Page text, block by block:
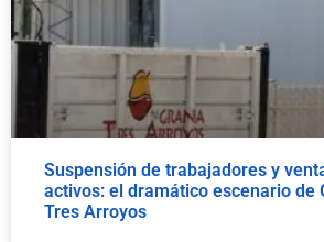
Suspensión de trabajadores y
activos: el dramático escenario de
Tres Arroyos